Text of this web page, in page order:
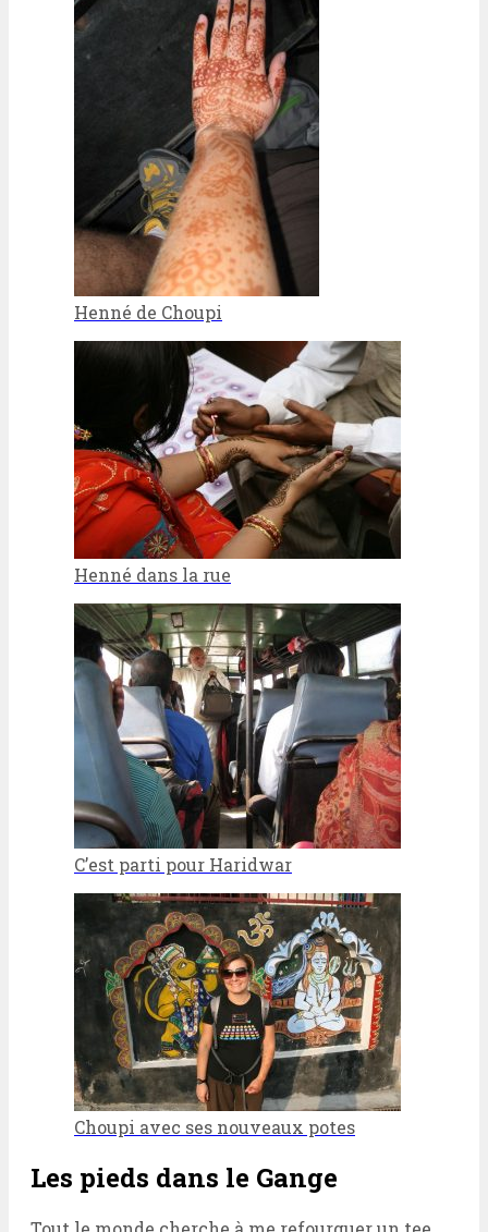
Henné de Choupi
Henné dans la rue
C’est parti pour Haridwar
Choupi avec ses nouveaux potes
Les pieds dans le Gange